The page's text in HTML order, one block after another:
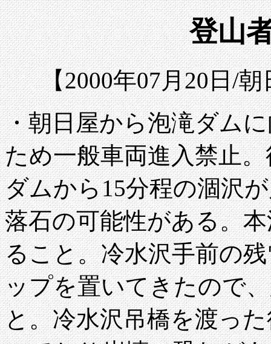
登山
【2000年07月20日/
・朝日屋から泡滝ダム
ため一般車両進入禁止
ダムから15分程の涸沢
落石の可能性がある。
ること。冷水沢手前の
ップを置いてきたので
と。冷水沢吊橋を渡っ